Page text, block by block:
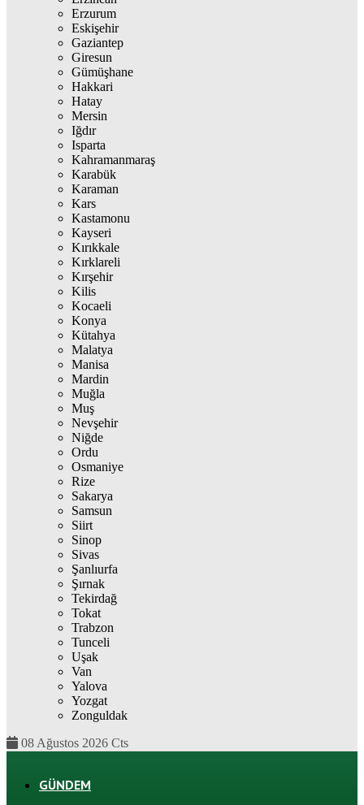
Erzurum
Eskişehir
Gaziantep
Giresun
Gümüşhane
Hakkari
Hatay
Mersin
Iğdır
Isparta
Kahramanmaraş
Karabük
Karaman
Kars
Kastamonu
Kayseri
Kırıkkale
Kırklareli
Kırşehir
Kilis
Kocaeli
Konya
Kütahya
Malatya
Manisa
Mardin
Muğla
Muş
Nevşehir
Niğde
Ordu
Osmaniye
Rize
Sakarya
Samsun
Siirt
Sinop
Sivas
Şanlıurfa
Şırnak
Tekirdağ
Tokat
Trabzon
Tunceli
Uşak
Van
Yalova
Yozgat
Zonguldak
08 Ağustos 2026 Cts
GÜNDEM